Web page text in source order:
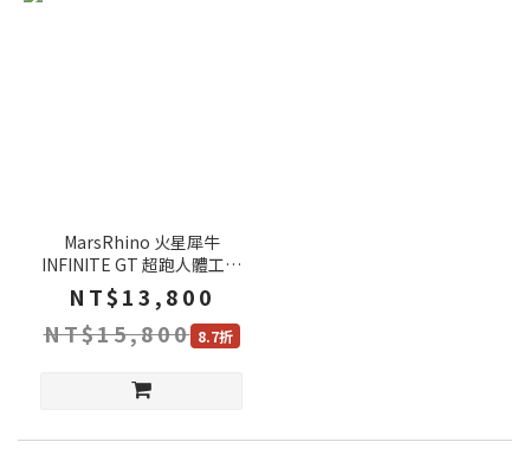
MarsRhino 火星犀牛
INFINITE GT 超跑人體工學
椅 紓壓椅座 4D可調式扶手
3D可調式腰靠 電腦椅 辦公椅
賽車椅
NT$13,800
NT$15,800 8.7折